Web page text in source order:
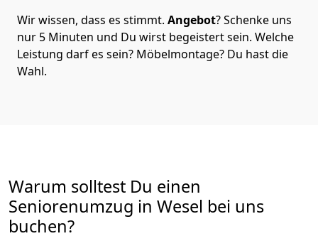
Wir wissen, dass es stimmt. Angebot? Schenke uns
nur 5 Minuten und Du wirst begeistert sein. Welche
Leistung darf es sein? Möbelmontage? Du hast die
Wahl.
Warum solltest Du einen
Seniorenumzug in Wesel bei uns
buchen?